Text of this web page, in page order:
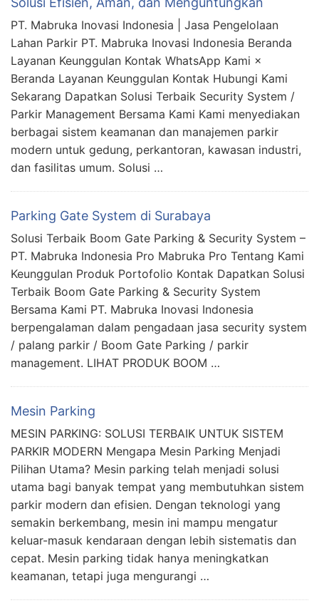
PT. Mabruka Inovasi Indonesia | Jasa Pengelolaan
Lahan Parkir PT. Mabruka Inovasi Indonesia Beranda
Layanan Keunggulan Kontak WhatsApp Kami ×
Beranda Layanan Keunggulan Kontak Hubungi Kami
Sekarang Dapatkan Solusi Terbaik Security System /
Parkir Management Bersama Kami Kami menyediakan
berbagai sistem keamanan dan manajemen parkir
modern untuk gedung, perkantoran, kawasan industri,
dan fasilitas umum. Solusi …
Parking Gate System di Surabaya
Solusi Terbaik Boom Gate Parking & Security System –
PT. Mabruka Indonesia Pro Mabruka Pro Tentang Kami
Keunggulan Produk Portofolio Kontak Dapatkan Solusi
Terbaik Boom Gate Parking & Security System
Bersama Kami PT. Mabruka Inovasi Indonesia
berpengalaman dalam pengadaan jasa security system
/ palang parkir / Boom Gate Parking / parkir
management. LIHAT PRODUK BOOM …
Mesin Parking
MESIN PARKING: SOLUSI TERBAIK UNTUK SISTEM
PARKIR MODERN Mengapa Mesin Parking Menjadi
Pilihan Utama? Mesin parking telah menjadi solusi
utama bagi banyak tempat yang membutuhkan sistem
parkir modern dan efisien. Dengan teknologi yang
semakin berkembang, mesin ini mampu mengatur
keluar-masuk kendaraan dengan lebih sistematis dan
cepat. Mesin parking tidak hanya meningkatkan
keamanan, tetapi juga mengurangi …